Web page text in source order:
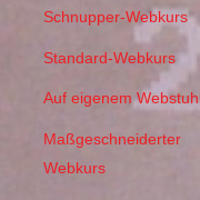
Schnupper-Webkurs
Standard-Webkurs
Auf eigenem Webstuhl
Maßgeschneiderter
Webkurs